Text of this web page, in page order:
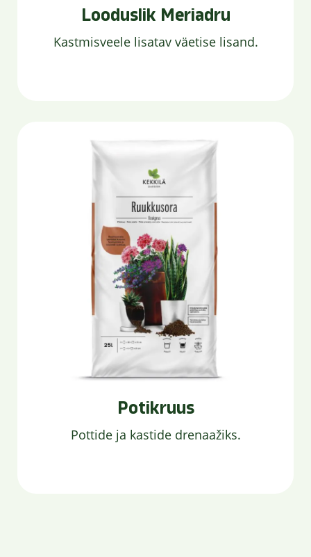
Looduslik Meriadru
Kastmisveele lisatav väetise lisand.
Potikruus
Pottide ja kastide drenaažiks.